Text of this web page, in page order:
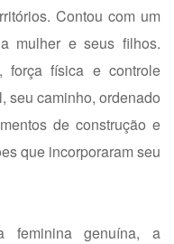
Contou com um
mulher e seus filhos.
força física e controle
seu caminho, ordenado
de construção e
que incorporaram seu
feminina genuína, a